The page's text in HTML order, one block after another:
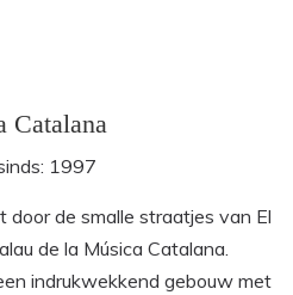
Catalana
1997
door de smalle straatjes van El
de la Música Catalana.
indrukwekkend gebouw met